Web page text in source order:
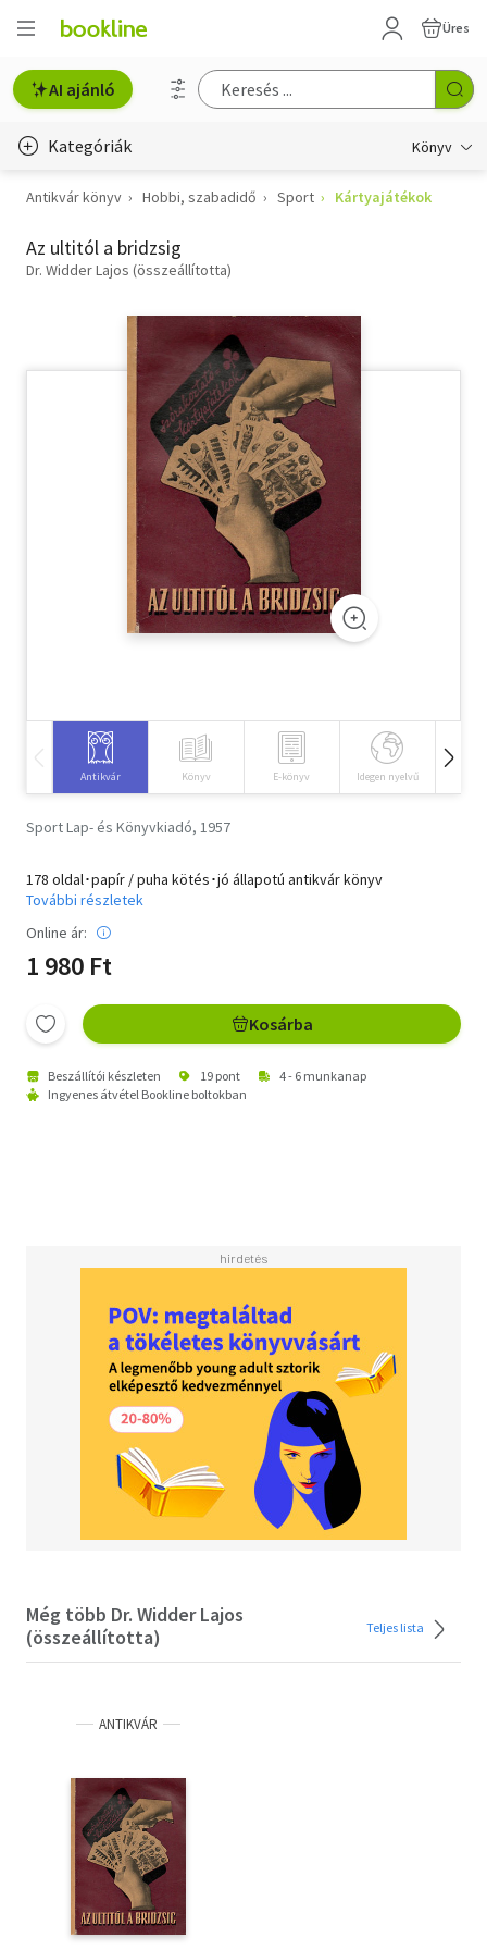
Üres
AI ajánló
Kategóriák Könyv
Életmód, egészség
Erotika
Hobbi, szabadidő
Szótár, nyelvkönyv
Tankönyv, segédkönyv
Társadalomtudomány
Antikvár könyv Hobbi, szabadidő Sport Kártyajátékok
Az ultitól a bridzsig
Dr. Widder Lajos (összeállította)
Antikvár Könyv E-könyv Idegen nyelvű
Sport Lap- és Könyvkiadó, 1957
178 oldal･papír / puha kötés･jó állapotú antikvár könyv
További részletek
Online ár:
1 980 Ft
Kosárba
Beszállítói készleten 19 pont
4 - 6 munkanap
Ingyenes átvétel Bookline boltokban
Még több Dr. Widder Lajos
(összeállította)
Teljes lista
ANTIKVÁR